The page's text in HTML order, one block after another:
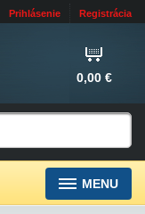
Prihlásenie Registrácia
0,00 €
MENU